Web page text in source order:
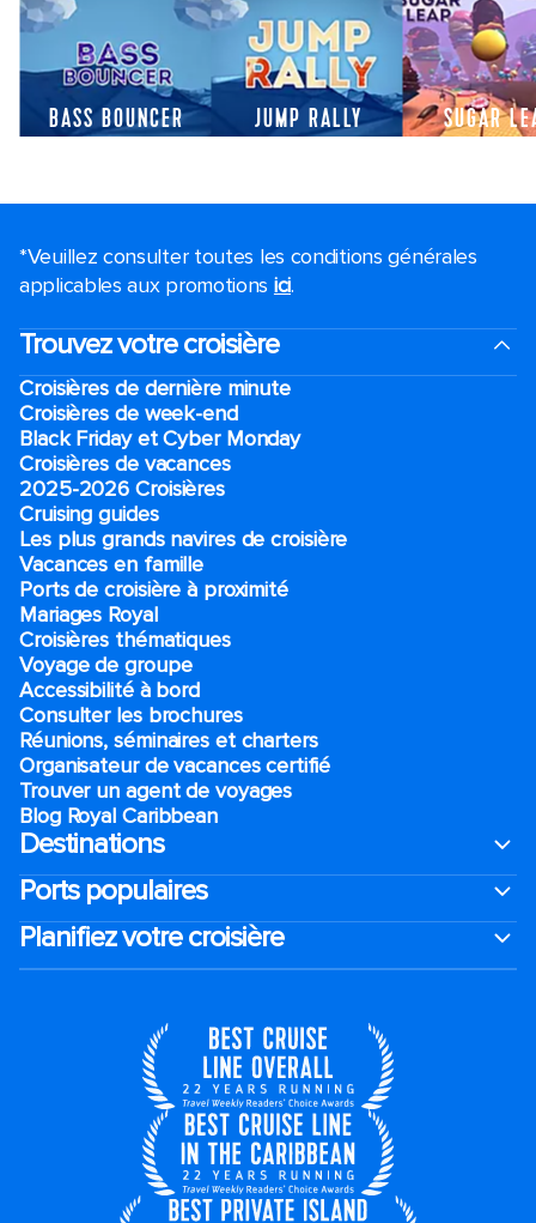
BASS BOUNCER JUMP RALLY SUGAR
*Veuillez consulter toutes les conditions générales
applicables aux promotions ici.
Trouvez votre croisière
Croisières de dernière minute
Croisières de week-end
Black Friday et Cyber Monday
Croisières de vacances
2025-2026 Croisières
Cruising guides
Les plus grands navires de croisière
Vacances en famille
Ports de croisière à proximité
Mariages Royal
Croisières thématiques
Voyage de groupe​
Accessibilité à bord​
Consulter les brochures
Réunions, séminaires et charters
Organisateur de vacances certifié
Trouver un agent de voyages
Blog Royal Caribbean
Destinations
Ports populaires
Planifiez votre croisière